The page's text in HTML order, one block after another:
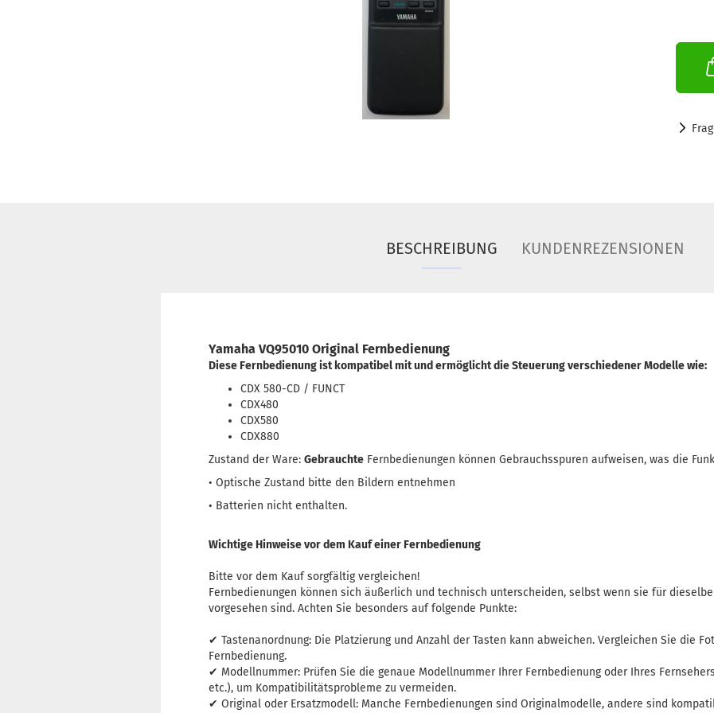
BESCHREIBUNG KUNDENREZENSIONEN
Yamaha VQ95010 Original Fernbedienung
Diese Fernbedienung ist kompatibel mit und ermöglicht die Steuerung verschiedener Modelle wie:
CDX 580-CD / FUNCT
CDX480
CDX580
CDX880
Zustand der Ware: Gebrauchte Fernbedienungen können Gebrauchsspuren aufweisen, was die
• Optische Zustand bitte den Bildern entnehmen
• Batterien nicht enthalten.
Wichtige Hinweise vor dem Kauf einer Fernbedienung
Bitte vor dem Kauf sorgfältig vergleichen!
Fernbedienungen können sich äußerlich und technisch unterscheiden, selbst wenn sie für
vorgesehen sind. Achten Sie besonders auf folgende Punkte:
✔ Tastenanordnung: Die Platzierung und Anzahl der Tasten kann abweichen. Vergleichen Sie die
Fernbedienung.
✔ Modellnummer: Prüfen Sie die genaue Modellnummer Ihrer Fernbedienung oder Ihres
etc.), um Kompatibilitätsprobleme zu vermeiden.
✔ Original oder Ersatzmodell: Manche Fernbedienungen sind Originalmodelle, andere sind